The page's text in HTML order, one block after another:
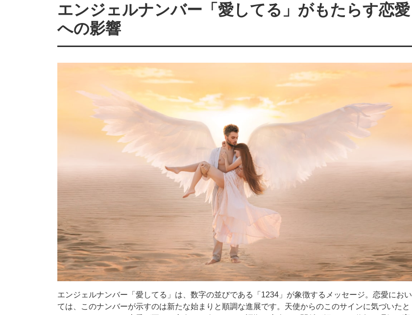
エンジェルナンバー「愛してる」がもたらす恋愛
への影響
エンジェルナンバー「愛してる」は、数字の並びである「1234」が象徴するメッセージ。恋愛におい
ては、このナンバーが示すのは新たな始まりと順調な進展です。天使からのこのサインに気づいたと